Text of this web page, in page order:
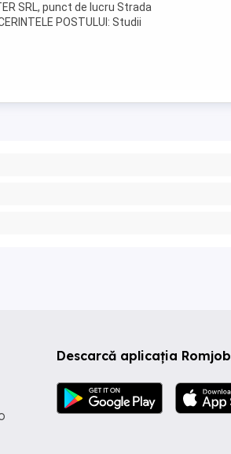
SRL, punct de lucru Strada
POSTULUI: Studii
...
Descarcă aplicația Romjob